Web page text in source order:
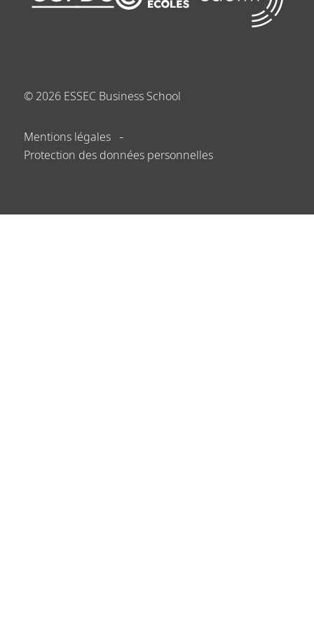
© 2026 ESSEC Business School
Mentions légales
Protection des données personnelles